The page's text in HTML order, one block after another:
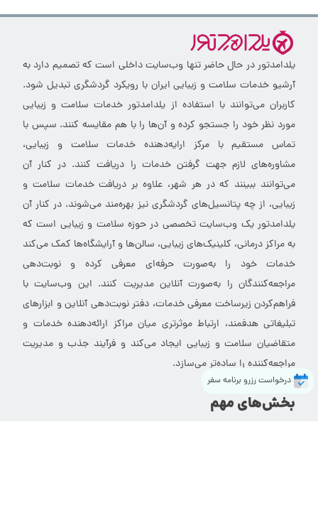
درخواست رزرو برنامه سفر
یلدامدتور در حال حاضر تنها وب‌سایت داخلی است که تصمیم دارد به
آرشیو خدمات سلامت و زیبایی ایران با رویکرد گردشگری تبدیل شود.
کاربران می‌توانند با استفاده از یلدامدتور خدمات سلامت و زیبایی
مورد نظر خود را جستجو کرده و آن‌ها را با هم مقایسه کنند. سپس با
تماس مستقیم با مرکز ارایه‌دهنده خدمات سلامت و زیبایی،
مشاوره‌های لازم جهت گرفتن خدمات را دریافت کنند. در کنار آن
می‌توانند ببینند که در هر شهر، علاوه بر دریافت خدمات سلامت و
زیبایی، از چه پتانسیل‌های گردشگری نیز بهره‌مند می‌شوند. در کنار آن
یلدامدتور یک وب‌سایت تخصصی در حوزه سلامت و زیبایی است که
به مراکز درمانی، کلینیک‌های زیبایی، سالن‌ها و آرایشگاه‌ها کمک می‌کند
خدمات خود را به‌صورت حرفه‌ای معرفی کرده و نوبت‌دهی
مراجعه‌کنندگان را به‌صورت آنلاین مدیریت کنند. این وب‌سایت با
فراهم‌کردن زیرساخت معرفی خدمات، دفتر نوبت‌دهی آنلاین و ابزارهای
تبلیغاتی هدفمند، ارتباط موثرتری میان مراکز ارائه‌دهنده خدمات و
متقاضیان سلامت و زیبایی ایجاد می‌کند و فرآیند جذب و مدیریت
مراجعه‌کننده را ساده‌تر می‌سازد.
بخش‌های مهم